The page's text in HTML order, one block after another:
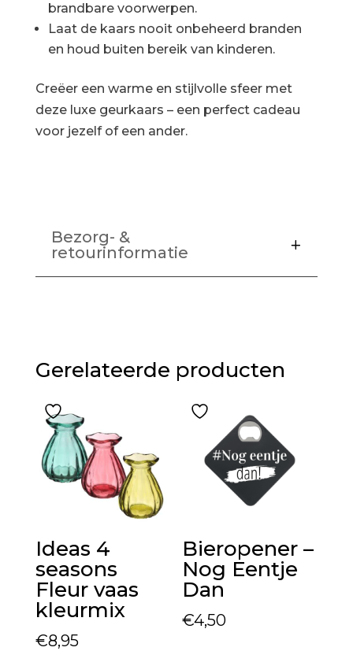
brandbare voorwerpen.
Laat de kaars nooit onbeheerd branden
en houd buiten bereik van kinderen.
Creëer een warme en stijlvolle sfeer met
deze luxe geurkaars – een perfect cadeau
voor jezelf of een ander.
Bezorg- &
retourinformatie
Gerelateerde producten
Ideas 4
seasons
Fleur vaas
kleurmix
€8,95
Bieropener –
Nog Eentje
Dan
€4,50